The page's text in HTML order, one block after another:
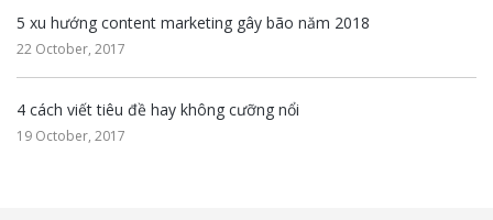
5 xu hướng content marketing gây bão năm 2018
22 October, 2017
4 cách viết tiêu đề hay không cưỡng nổi
19 October, 2017